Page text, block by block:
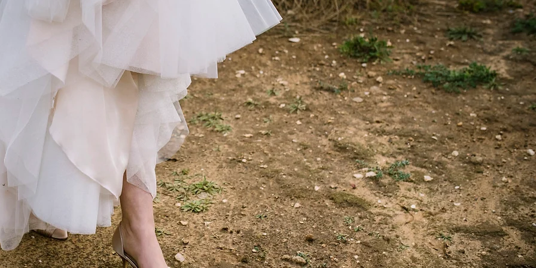
is a
affair with life"
BURK UZZLE